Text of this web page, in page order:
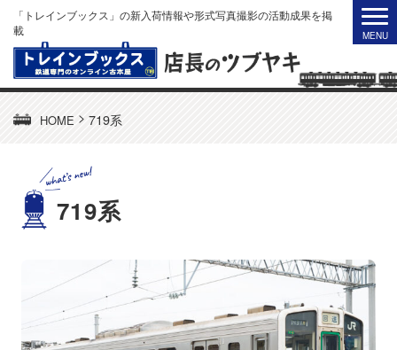
「トレインブックス」の新入荷情報や形式写真撮影の活動成果を掲
載
HOME > 719系
719系